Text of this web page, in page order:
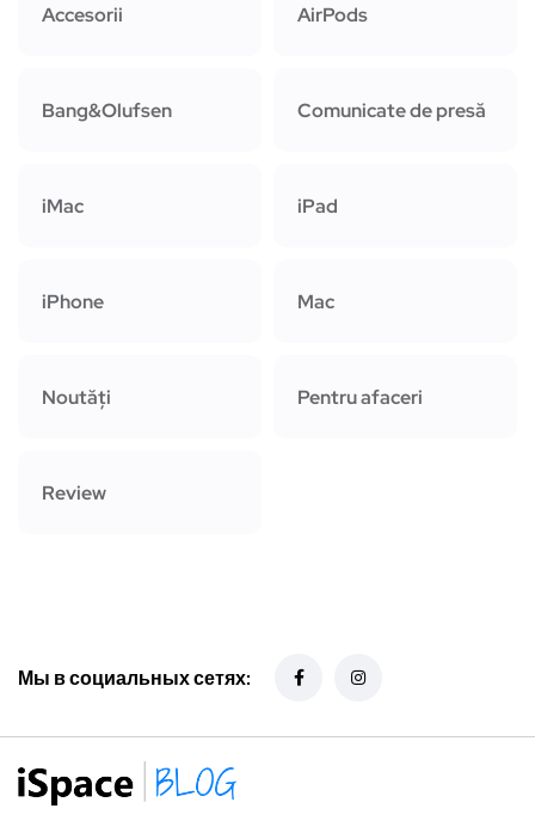
Accesorii AirPods
Bang&Olufsen Comunicate de presă
iMac iPad
iPhone Mac
Noutăți Pentru afaceri
Review
Мы в социальных сетях: